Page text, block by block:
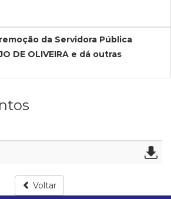
da Servidora Pública
DE OLIVEIRA e dá outras
Voltar